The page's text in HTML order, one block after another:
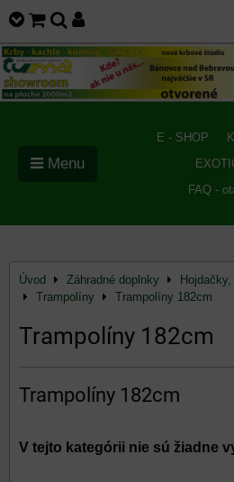
E - SHOP
FAQ -
Menu
Úvod Záhradné doplnky
Trampolíny
Trampolíny 182cm
Trampolíny 182cm
Trampolíny 182cm